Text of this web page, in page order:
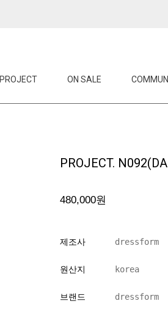
PROJECT ON SALE
PROJECT.
480,000원
제조사 dressform
원산지 korea
브랜드 dressform